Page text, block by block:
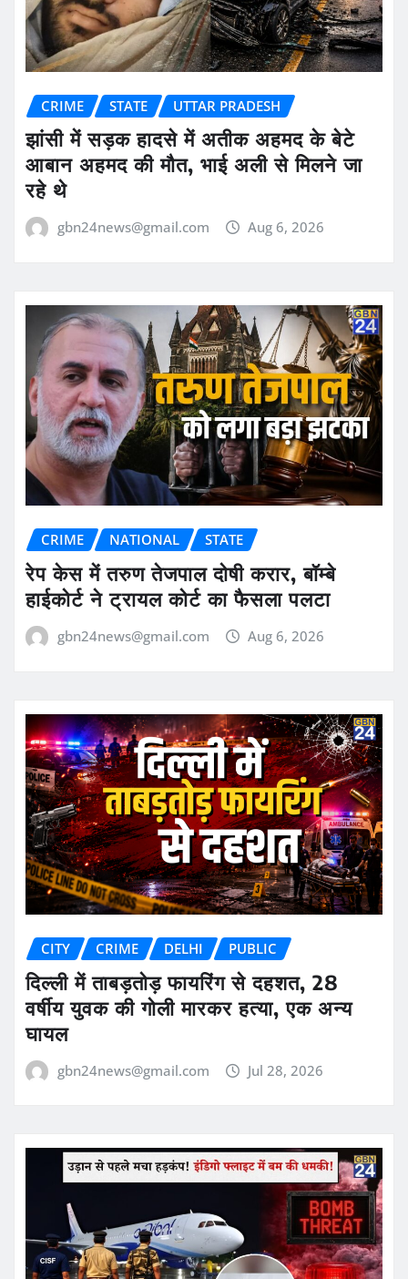
CRIME STATE UTTAR PRADESH
झांसी में सड़क हादसे में अतीक अहमद के बेटे
आबान अहमद की मौत, भाई अली से मिलने जा
रहे थे
gbn24news@gmail.com Aug 6, 2026
CRIME NATIONAL STATE
रेप केस में तरुण तेजपाल दोषी करार, बॉम्बे
हाईकोर्ट ने ट्रायल कोर्ट का फैसला पलटा
gbn24news@gmail.com Aug 6, 2026
CITY CRIME DELHI PUBLIC
दिल्ली में ताबड़तोड़ फायरिंग से दहशत, 28
वर्षीय युवक की गोली मारकर हत्या, एक अन्य
घायल
gbn24news@gmail.com Jul 28, 2026